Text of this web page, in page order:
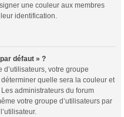
une couleur aux membres
identification.
défaut » ?
d’utilisateurs, votre groupe
quelle sera la couleur et
administrateurs du forum
votre groupe d’utilisateurs par